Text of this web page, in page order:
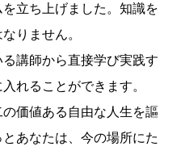
立ち上げました。知識を
りません。
講師から直接学び実践す
れることができます。
価値ある自由な人生を謳
あなたは、今の場所にた